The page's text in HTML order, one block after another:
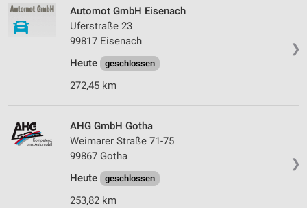
❯
Automot GmbH Eisenach
Uferstraße 23
99817 Eisenach
Heute
geschlossen
272,45 km
❯
AHG GmbH Gotha
Weimarer Straße 71-75
99867 Gotha
Heute
geschlossen
253,82 km